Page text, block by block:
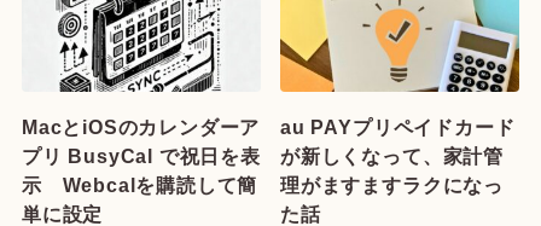
MacとiOSのカレンダーア
プリ BusyCal で祝日を表
示 Webcalを購読して簡
単に設定
au PAYプリペイドカード
が新しくなって、家計管
理がますますラクになっ
た話